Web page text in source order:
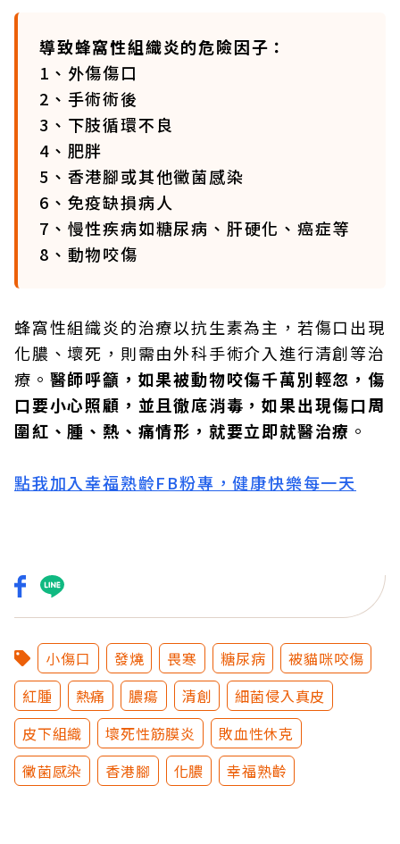
導致蜂窩性組織炎的危險因子：
1、外傷傷口
2、手術術後
3、下肢循環不良
4、肥胖
5、香港腳或其他黴菌感染
6、免疫缺損病人
7、慢性疾病如糖尿病、肝硬化、癌症等
8、動物咬傷
蜂窩性組織炎的治療以抗生素為主，若傷口出現
化膿、壞死，則需由外科手術介入進行清創等治
療。 醫師呼籲，如果被動物咬傷千萬別輕忽，傷
口要小心照顧，並且徹底消毒，如果出現傷口周
圍紅、腫、熱、痛情形，就要立即就醫治療 。
點我加入幸福熟齡FB粉專，健康快樂每一天
小傷口 發燒 畏寒 糖尿病
被貓咪咬傷
紅腫
熱痛 膿瘍 清創
細菌侵入真皮
皮下組織
壞死性筋膜炎
敗血性休克
黴菌感染
香港腳 化膿 幸福熟齡